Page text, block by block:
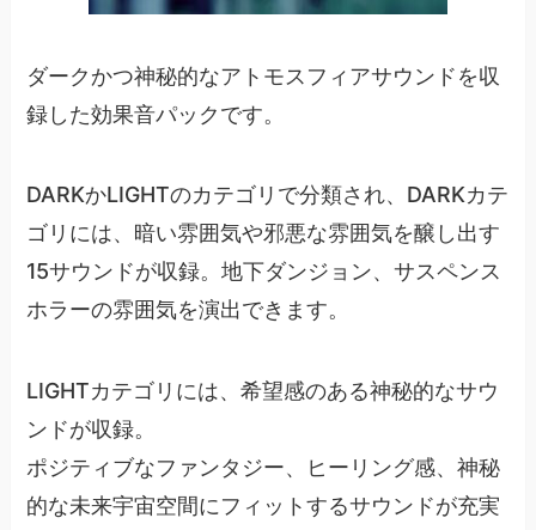
ダークかつ神秘的なアトモスフィアサウンドを収
録した効果音パックです。
DARKかLIGHTのカテゴリで分類され、DARKカテ
ゴリには、暗い雰囲気や邪悪な雰囲気を醸し出す
15サウンドが収録。地下ダンジョン、サスペンス
ホラーの雰囲気を演出できます。
LIGHTカテゴリには、希望感のある神秘的なサウ
ンドが収録。
ポジティブなファンタジー、ヒーリング感、神秘
的な未来宇宙空間にフィットするサウンドが充実